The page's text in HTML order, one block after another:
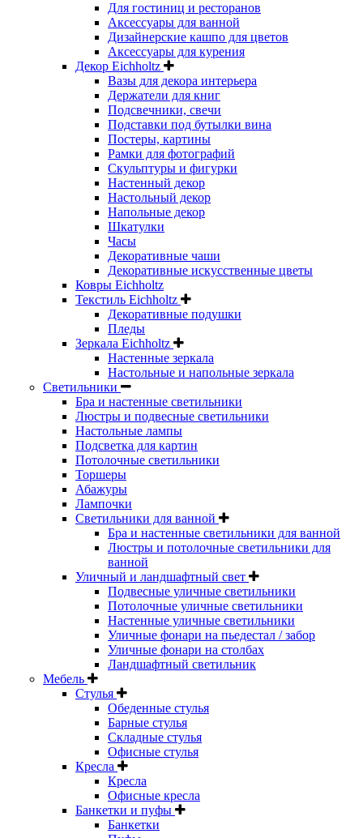
Для гостиниц и ресторанов
Аксессуары для ванной
Дизайнерские кашпо для цветов
Аксессуары для курения
Декор Eichholtz
Вазы для декора интерьера
Держатели для книг
Подсвечники, свечи
Подставки под бутылки вина
Постеры, картины
Рамки для фотографий
Скульптуры и фигурки
Настенный декор
Настольный декор
Напольные декор
Шкатулки
Часы
Декоративные чаши
Декоративные искусственные цветы
Ковры Eichholtz
Текстиль Eichholtz
Декоративные подушки
Пледы
Зеркала Eichholtz
Настенные зеркала
Настольные и напольные зеркала
Светильники
Бра и настенные светильники
Люстры и подвесные светильники
Настольные лампы
Подсветка для картин
Потолочные светильники
Торшеры
Абажуры
Лампочки
Светильники для ванной
Бра и настенные светильники для ванной
Люстры и потолочные светильники для
ванной
Уличный и ландшафтный свет
Подвесные уличные светильники
Потолочные уличные светильники
Настенные уличные светильники
Уличные фонари на пьедестал / забор
Уличные фонари на столбах
Ландшафтный светильник
Мебель
Стулья
Обеденные стулья
Барные стулья
Складные стулья
Офисные стулья
Кресла
Кресла
Офисные кресла
Банкетки и пуфы
Банкетки